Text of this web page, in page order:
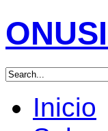
Inicio